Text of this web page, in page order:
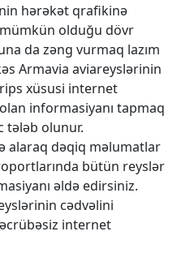
hərəkət qrafikinə
olduğu dövr
da zəng vurmaq lazım
Armavia aviareyslərinin
xüsusi internet
informasiyanı tapmaq
tələb olunur.
alaraq dəqiq məlumatlar
bütün reyslər
əldə edirsiniz.
cədvəlini
internet